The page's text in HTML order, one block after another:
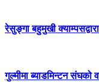
रेसुङ्गा बहुमुखी
गुल्मीमा ब्याडमिन्टन संघको